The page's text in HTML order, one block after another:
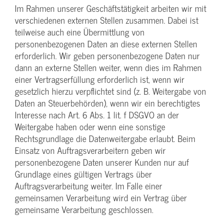
Im Rahmen unserer Geschäftstätigkeit arbeiten wir mit
verschiedenen externen Stellen zusammen. Dabei ist
teilweise auch eine Übermittlung von
personenbezogenen Daten an diese externen Stellen
erforderlich. Wir geben personenbezogene Daten nur
dann an externe Stellen weiter, wenn dies im Rahmen
einer Vertragserfüllung erforderlich ist, wenn wir
gesetzlich hierzu verpflichtet sind (z. B. Weitergabe von
Daten an Steuerbehörden), wenn wir ein berechtigtes
Interesse nach Art. 6 Abs. 1 lit. f DSGVO an der
Weitergabe haben oder wenn eine sonstige
Rechtsgrundlage die Datenweitergabe erlaubt. Beim
Einsatz von Auftragsverarbeitern geben wir
personenbezogene Daten unserer Kunden nur auf
Grundlage eines gültigen Vertrags über
Auftragsverarbeitung weiter. Im Falle einer
gemeinsamen Verarbeitung wird ein Vertrag über
gemeinsame Verarbeitung geschlossen.